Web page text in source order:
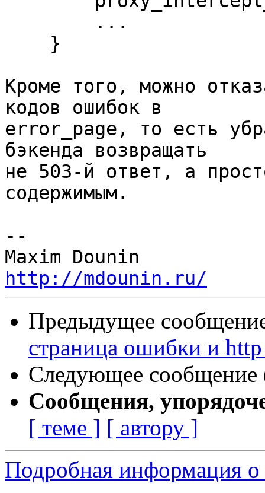
Кроме того, можно
кодов ошибок в
error_page, то есть
бэкенда возвращать
не 503-й ответ, а
содержимым.
--
http://mdounin.ru/
Предыдущее
страница ошибки и http
Следующее сообщение
Сообщения,
[ теме ] [ автору ]
Подробная информация